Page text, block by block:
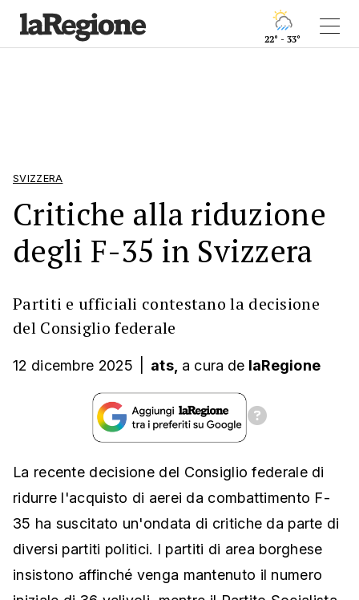
22° - 33°
SVIZZERA
Critiche alla riduzione
degli F-35 in Svizzera
Partiti e ufficiali contestano la decisione
del Consiglio federale
12 dicembre 2025 ats, a cura de laRegione
La recente decisione del Consiglio federale di
ridurre l'acquisto di aerei da combattimento F-
35 ha suscitato un'ondata di critiche da parte di
diversi partiti politici. I partiti di area borghese
insistono affinché venga mantenuto il numero